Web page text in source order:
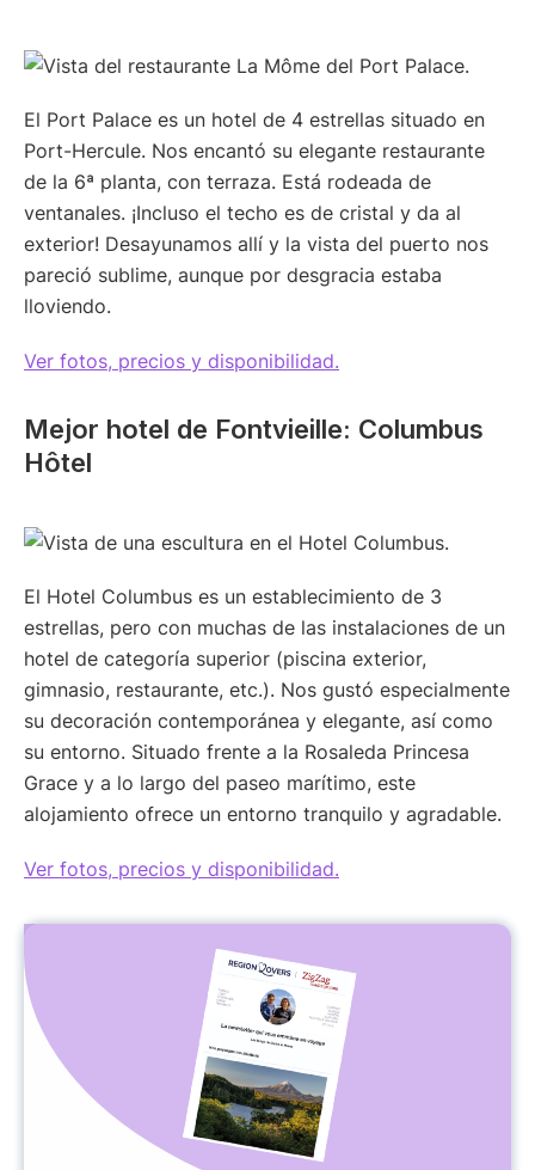
El Port Palace es un hotel de 4 estrellas situado en
Port-Hercule. Nos encantó su elegante restaurante
de la 6ª planta, con terraza. Está rodeada de
ventanales. ¡Incluso el techo es de cristal y da al
exterior! Desayunamos allí y la vista del puerto nos
pareció sublime, aunque por desgracia estaba
lloviendo.
Ver fotos, precios y disponibilidad.
Mejor hotel de Fontvieille: Columbus
Hôtel
El Hotel Columbus es un establecimiento de 3
estrellas, pero con muchas de las instalaciones de un
hotel de categoría superior (piscina exterior,
gimnasio, restaurante, etc.). Nos gustó especialmente
su decoración contemporánea y elegante, así como
su entorno. Situado frente a la Rosaleda Princesa
Grace y a lo largo del paseo marítimo, este
alojamiento ofrece un entorno tranquilo y agradable.
Ver fotos, precios y disponibilidad.